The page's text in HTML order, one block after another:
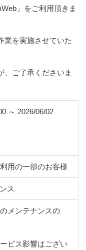
」をご利用頂きま
業を実施させていた
、ご了承くださいま
～ 2026/06/02
用の一部のお客様
ス
メンテナンスの
ビス影響はござい